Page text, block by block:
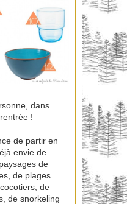
dans
!
de partir en
envie de
de
de plages
de
de snorkeling